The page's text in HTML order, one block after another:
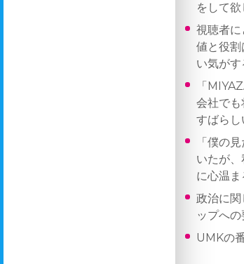
をして欲
視聴者
値と役
い気がす
「
会社で
すばらし
「僕の
いたが
に心温ま
政治に
ップへの
UMKの